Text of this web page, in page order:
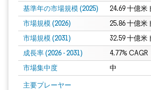
基準年の市場規模 (2025) 24.69 十億米
市場規模 (2026) 25.86 十億米
市場規模 (2031) 32.59 十億米
成長率 (2026 - 2031) 4.77% CAGR
市場集中度 中
主要プレーヤー
画像 © Mordor Intelligence。再利用にはCC BY